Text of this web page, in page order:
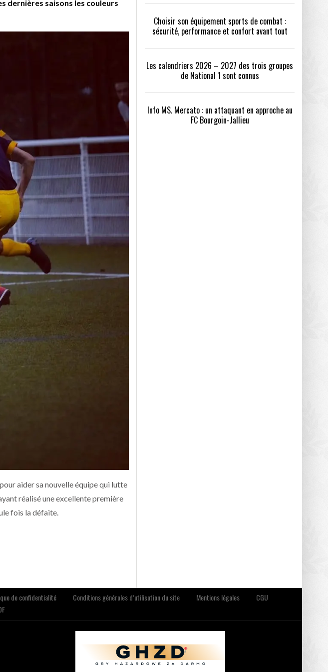
dernières saisons les couleurs
aider sa nouvelle équipe qui lutte
réalisé une excellente première
fois la défaite.
Choisir son équipement sports de combat :
sécurité, performance et confort avant tout
Les calendriers 2026 – 2027 des trois groupes
de National 1 sont connus
Info MS. Mercato : un attaquant en approche au
FC Bourgoin-Jallieu
de confidentialité Conditions générales d’utilisation du site Mentions légales
CGU